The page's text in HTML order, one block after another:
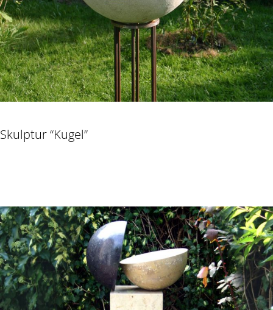
Skulptur “Kugel”